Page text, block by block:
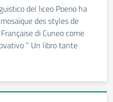
del liceo Poerio ha
des styles de
di Cuneo come
“ Un libro tante